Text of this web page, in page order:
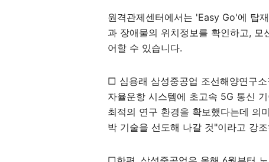
원격관제센터에서는 'Easy Go'에 탑
과 장애물의 위치정보를 확인하고, 모
어할 수 있습니다.
□ 심용래 삼성중공업 조선해양연구
자율운항 시스템에 초고속 5G 통신
최적의 연구 환경을 확보했다는데 의
박 기술을 선도해 나갈 것"이라고 강